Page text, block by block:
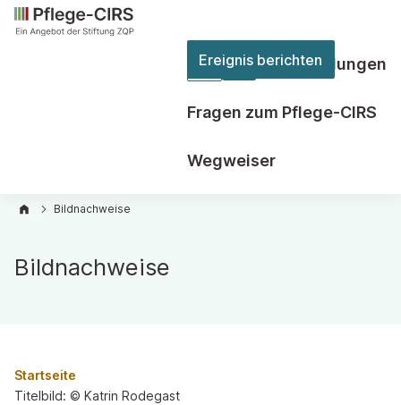
Berichte & Empfehlungen
Fragen zum Pflege-CIRS
Wegweiser
Zweite
der
öffnen
Ereignis berichten
Bildnachweise
Bildnachweise
Startseite
Titelbild: © Katrin Rodegast